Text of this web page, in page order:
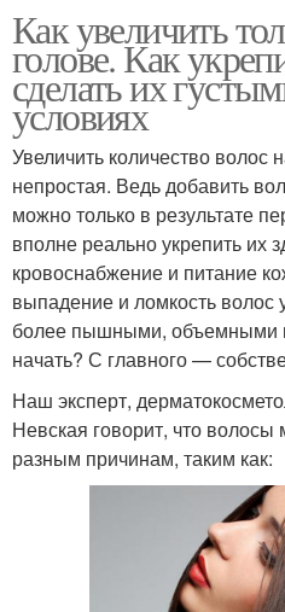
Как увеличить
голове. Как
сделать их
условиях
Увеличить количество волос
непростая. Ведь добавить
можно только в результате
вполне реально укрепить их
кровоснабжение и питание
выпадение и ломкость волос
более пышными, объемными
начать? С главного —
Наш эксперт,
Невская говорит, что волосы
разным причинам, таким как: